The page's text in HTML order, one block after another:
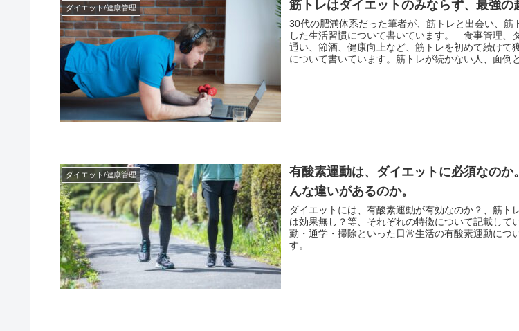
ダイエット/健康管理 筋トレはダイエットのみならず、最強の
30代の肥満体系だった筆者が、筋トレと出会い、筋
した生活習慣について書いています。 食事管理、
通い、節酒、健康向上など、筋トレを初めて続けて
について書いています。筋トレが続かない人、面倒
ダイエット/健康管理
有酸素運動は、ダイエットに必須なのか
んな違いがあるのか。
ダイエットには、有酸素運動が有効なのか？、筋ト
は効果無し？等、それぞれの特徴について記載して
勤・通学・掃除といった日常生活の有酸素運動につ
す。